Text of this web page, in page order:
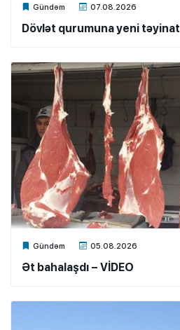
Gündəm 07.08.2026
Xalq.Online
Dövlət qurumuna yeni təyinat
Gündəm 05.08.2026
Xalq.Online
Ət bahalaşdı – VİDEO